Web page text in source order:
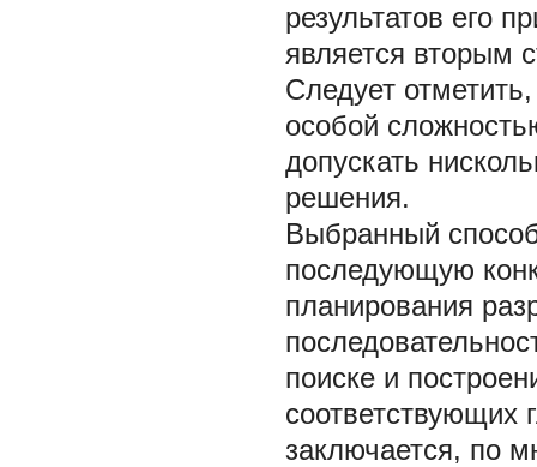
результатов его
является вторым
Следует
особой
допускать
решения.
Выбранный
последующую
планирования
поиске и
соответствующих
заключается, по